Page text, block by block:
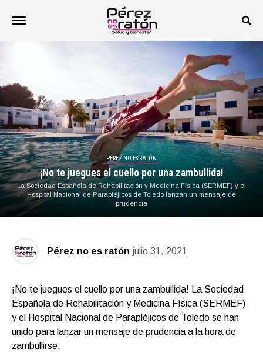
PÉREZ NO ES RATÓN
¡No te juegues el cuello por una zambullida!
La Sociedad Española de Rehabilitación y Medicina Física (SERMEF) y el
Hospital Nacional de Parapléjicos de Toledo lanzan un mensaje de
prudencia
Pérez no es ratón julio 31, 2021
¡No te juegues el cuello por una zambullida! La Sociedad
Española de Rehabilitación y Medicina Física (SERMEF)
y el Hospital Nacional de Parapléjicos de Toledo se han
unido para lanzar un mensaje de prudencia a la hora de
zambullirse.